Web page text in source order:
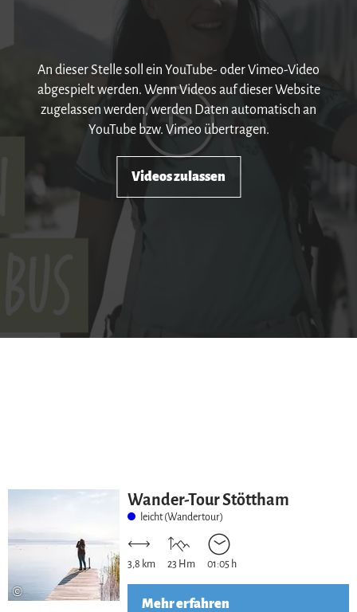
An dieser Stelle soll ein YouTube- oder Vimeo-Video
abgespielt werden. Wenn Videos auf dieser Website
zugelassen werden, werden Daten automatisch an
YouTube bzw. Vimeo übertragen.
Videos zulassen
©
Wander-Tour Stöttham
leicht (Wandertour)
3,8 km 23 Hm 01:05 h
Mehr erfahren